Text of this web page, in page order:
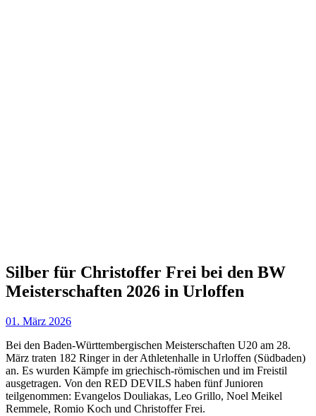
Silber für Christoffer Frei bei den BW
Meisterschaften 2026 in Urloffen
01. März 2026
Bei den Baden-Württembergischen Meisterschaften U20 am 28.
März traten 182 Ringer in der Athletenhalle in Urloffen (Südbaden)
an. Es wurden Kämpfe im griechisch-römischen und im Freistil
ausgetragen. Von den RED DEVILS haben fünf Junioren
teilgenommen: Evangelos Douliakas, Leo Grillo, Noel Meikel
Remmele, Romio Koch und Christoffer Frei.